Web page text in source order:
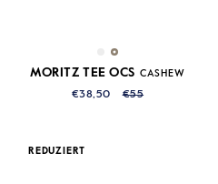
MORITZ TEE OCS CASHEW
€38,50 €55
REDUZIERT